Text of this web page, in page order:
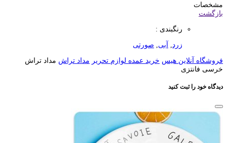
مشخصات
بازگشت
رنگبندی :
زرد آبی صورتی
فروشگاه آنلاین هیس خرید عمده لوازم تحریر مداد تراش مداد تراش
خرسی فانتزی
دیدگاه خود را ثبت کنید